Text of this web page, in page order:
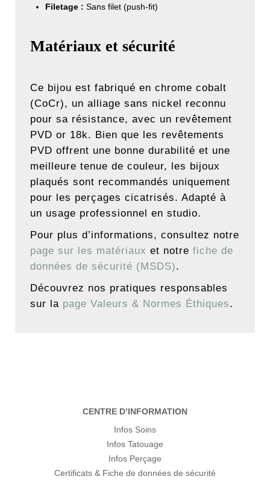
Filetage : Sans filet (push-fit)
Matériaux et sécurité
Ce bijou est fabriqué en chrome cobalt
(CoCr), un alliage sans nickel reconnu
pour sa résistance, avec un revêtement
PVD or 18k. Bien que les revêtements
PVD offrent une bonne durabilité et une
meilleure tenue de couleur, les bijoux
plaqués sont recommandés uniquement
pour les perçages cicatrisés. Adapté à
un usage professionnel en studio.
Pour plus d’informations, consultez notre
page sur les matériaux et notre fiche de
données de sécurité (MSDS).
Découvrez nos pratiques responsables
sur la page Valeurs & Normes Éthiques.
CENTRE D’INFORMATION
Infos Soins
Infos Tatouage
Infos Perçage
Certificats & Fiche de données de sécurité